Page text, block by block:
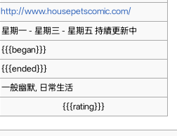
http://www.housepetscomic.com/
星期一 - 星期三 - 星期五 持續更新中
{{{began}}}
{{{ended}}}
一般幽默, 日常生活
{{{rating}}}